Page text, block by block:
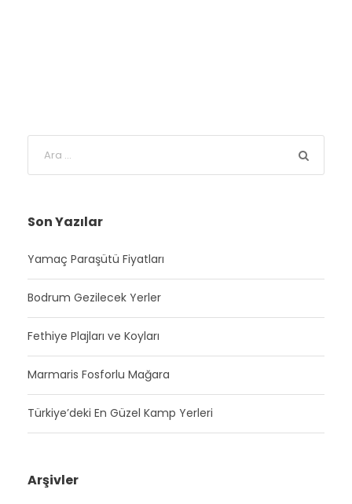
Son Yazılar
Yamaç Paraşütü Fiyatları
Bodrum Gezilecek Yerler
Fethiye Plajları ve Koyları
Marmaris Fosforlu Mağara
Türkiye’deki En Güzel Kamp Yerleri
Arşivler